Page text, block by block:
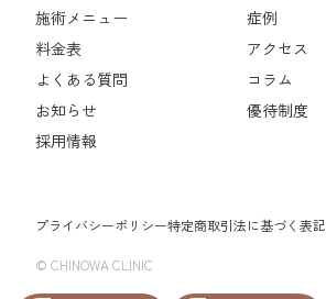
施術メニュー
症例
料金表
アクセス
よくある質問
コラム
お知らせ
優待制度
採用情報
プライバシーポリシー特定商取引法に基づく表記
© CHINOWA CLINIC